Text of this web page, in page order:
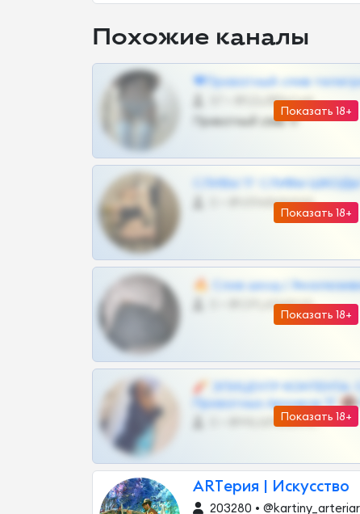
Похожие каналы
Показать 18+
❤Приватный слив
@SZu3ll3sCatt_bot
Приватный слив тг
Показать 18+
СЛИВЫ ТГ СЛИВЫ ШКОДЫ
@VIPARHIVS55BOT
Показать 18+
🔥 Слив шкод |
@OPLATAPODPSK1BOT
Показать 18+
🧨 ЭПИЦЕНТР КОНТЕНТА:
Приватных Архивов ТГ
@MILKPRIVATES39BOT
ARTерия | Искусство
203280 •